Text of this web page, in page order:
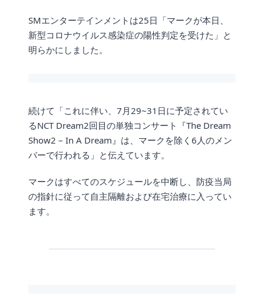
SMエンターテインメントは25日「マークが本日、
新型コロナウイルス感染症の陽性判定を受けた」と
明らかにしました。
続けて「これに伴い、7月29~31日に予定されてい
るNCT Dream2回目の単独コンサート『The Dream
Show2 – In A Dream』は、マークを除く6人のメン
バーで行われる」と伝えています。
マークはすべてのスケジュールを中断し、防疫当局
の指針に従って自主隔離および在宅治療に入ってい
ます。